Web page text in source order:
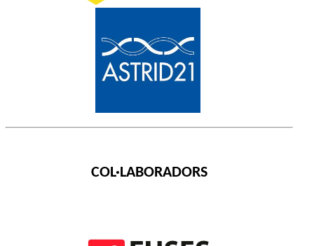
COL·LABORADORS